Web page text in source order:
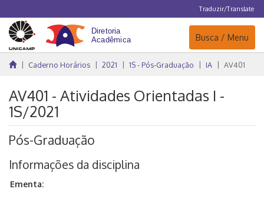
Traduzir/Translate
Navegação
Busca / Menu
Caderno Horários 2021 1S - Pós-Graduação IA AV401
AV401 - Atividades Orientadas I -
1S/2021
Pós-Graduação
Informações da disciplina
Ementa: